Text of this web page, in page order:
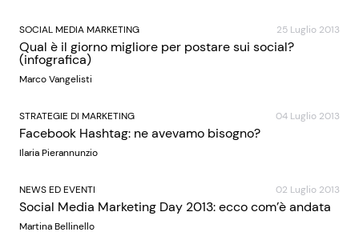
SOCIAL MEDIA MARKETING 25 Luglio 2013
Qual è il giorno migliore per postare sui social?
(infografica)
Marco Vangelisti
STRATEGIE DI MARKETING 04 Luglio 2013
Facebook Hashtag: ne avevamo bisogno?
Ilaria Pierannunzio
NEWS ED EVENTI 02 Luglio 2013
Social Media Marketing Day 2013: ecco com’è andata
Martina Bellinello